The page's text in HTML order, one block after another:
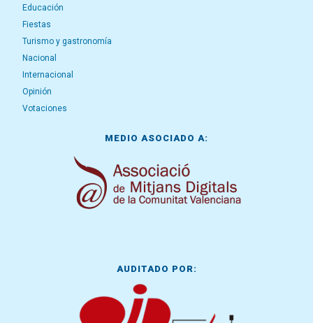
Educación
Fiestas
Turismo y gastronomía
Nacional
Internacional
Opinión
Votaciones
MEDIO ASOCIADO A:
AUDITADO POR: